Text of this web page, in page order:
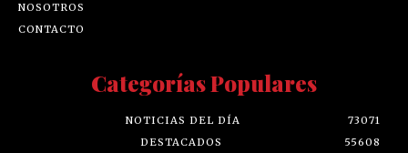
NOSOTROS
CONTACTO
Categorías Populares
NOTICIAS DEL DÍA
73071
DESTACADOS
55608